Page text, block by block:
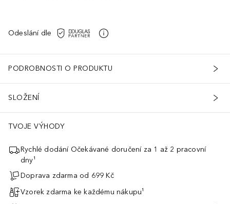
Odeslání dle
PODROBNOSTI O PRODUKTU
SLOŽENÍ
TVOJE VÝHODY
Rychlé dodání Očekávané doručení za 1 až 2 pracovní
dny¹
Doprava zdarma od 699 Kč
Vzorek zdarma ke každému nákupu¹